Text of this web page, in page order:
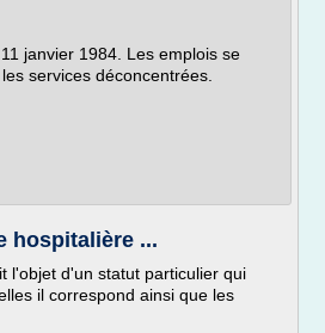
janvier 1984. Les emplois se
services déconcentrées.
hospitalière ...
l'objet d'un statut particulier qui
il correspond ainsi que les